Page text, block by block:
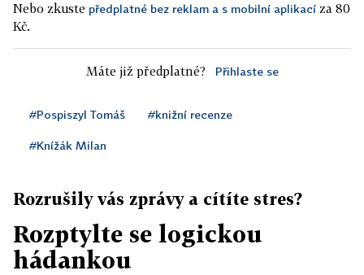
Nebo zkuste předplatné bez reklam a s mobilní aplikací za 80
Kč.
Máte již předplatné? Přihlaste se
#Pospiszyl Tomáš #knižní recenze
#Knížák Milan
Rozrušily vás zprávy a cítíte stres?
Rozptylte se logickou
hádankou